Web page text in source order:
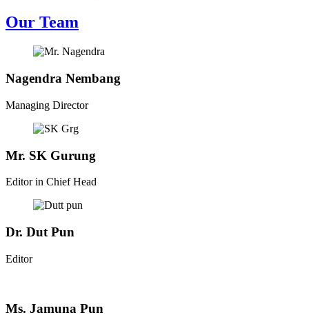
Our Team
Nagendra Nembang
Managing Director
Mr. SK Gurung
Editor in Chief Head
Dr. Dut Pun
Editor
Ms. Jamuna Pun